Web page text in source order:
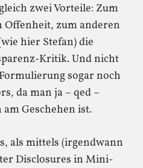
zwei Vorteile: Zum
zum anderen
hier Stefan) die
Kritik. Und nicht
sogar noch
da man ja – qed –
Geschehen ist.
als mittels (irgendwann
Disclosures in Mini-